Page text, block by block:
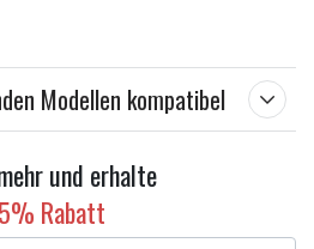
Modellen kompatibel
und erhalte
Rabatt